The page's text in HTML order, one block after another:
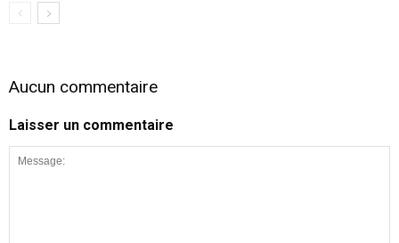
Aucun commentaire
Laisser un commentaire